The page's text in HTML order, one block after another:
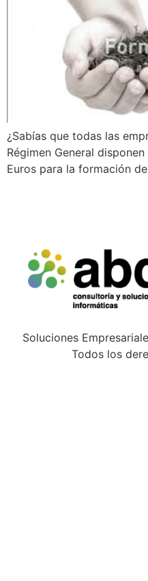
¿Sabías que todas las
Régimen General
Euros para la formación
Soluciones
Todos los